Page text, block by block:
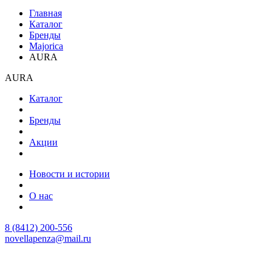
Главная
Каталог
Бренды
Majorica
AURA
AURA
Каталог
Бренды
Акции
Новости и истории
О нас
8 (8412) 200-556
novellapenza@mail.ru